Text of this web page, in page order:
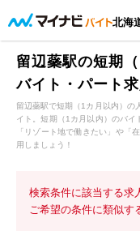
北海
留辺蘂駅の短期
バイト・パート
留辺蘂駅で短期（1カ月以内）の
イト。短期（1カ月以内）のバイ
「リゾート地で働きたい」や「
用しましょう！
検索条件に該当する求
ご希望の条件に類似す